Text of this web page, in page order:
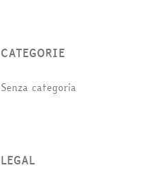
CATEGORIE
Senza categoria
LEGAL